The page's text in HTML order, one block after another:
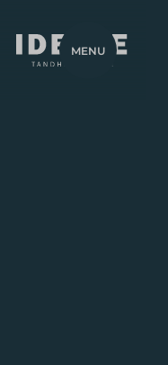
MENU